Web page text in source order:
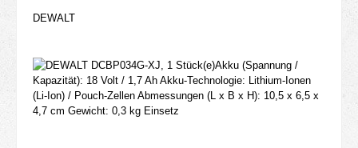
DEWALT
Bildergalerie überspringen